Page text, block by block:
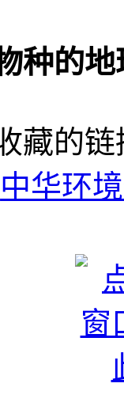
种的地
藏的链
中华环